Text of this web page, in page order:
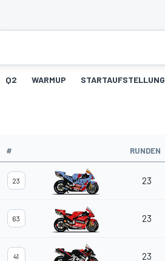
Q2 WARMUP STARTAUFSTELLUNG
# RUNDEN
23 23
63 23
41 23